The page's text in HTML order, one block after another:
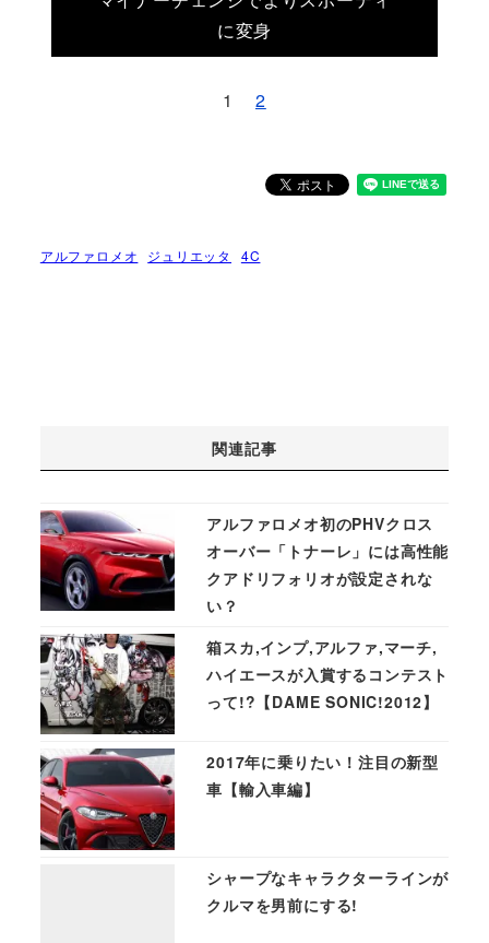
に変身
1 2
アルファロメオ ジュリエッタ 4C
関連記事
アルファロメオ初のPHVクロス
オーバー「トナーレ」には高性能
クアドリフォリオが設定されな
い？
箱スカ,インプ,アルファ,マーチ,
ハイエースが入賞するコンテスト
って!?【DAME SONIC!2012】
2017年に乗りたい！注目の新型
車【輸入車編】
シャープなキャラクターラインが
クルマを男前にする!